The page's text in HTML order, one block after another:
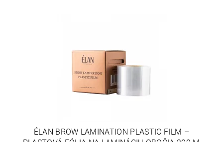
ÉLAN BROW LAMINATION PLASTIC FILM –